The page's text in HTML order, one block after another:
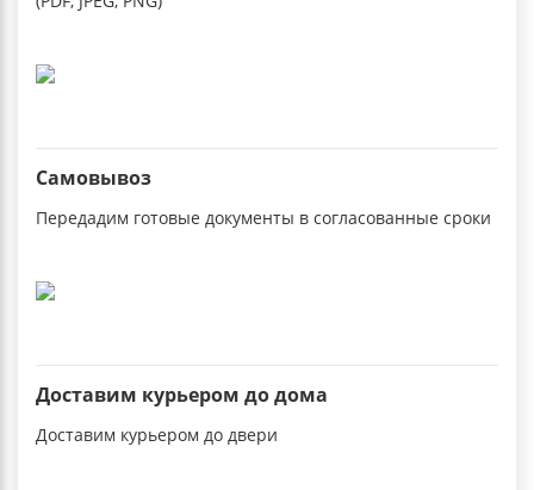
Самовывоз
Передадим готовые документы в согласованные сроки
Доставим курьером до дома
Доставим курьером до двери